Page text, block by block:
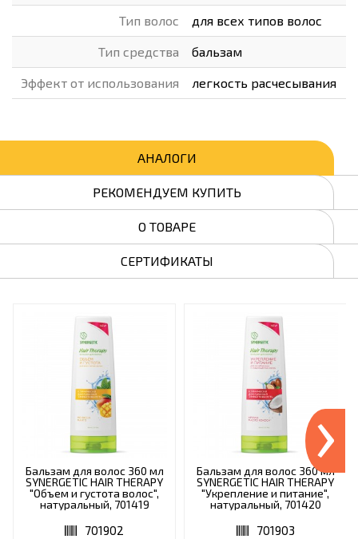
Тип волос для всех типов волос
Тип средства бальзам
Эффект от использования легкость расчесывания
АНАЛОГИ
РЕКОМЕНДУЕМ КУПИТЬ
О ТОВАРЕ
СЕРТИФИКАТЫ
Бальзам для волос 360 мл
SYNERGETIC HAIR THERAPY
"Объем и густота волос",
натуральный, 701419
701902
Бальзам для волос 360 мл
SYNERGETIC HAIR THERAPY
"Укрепление и питание",
натуральный, 701420
701903
›